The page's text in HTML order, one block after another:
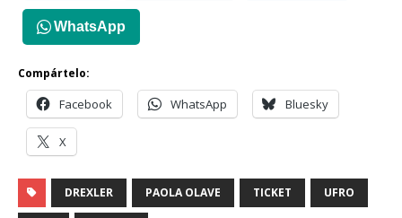
WhatsApp
Compártelo:
Facebook WhatsApp Bluesky
X
DREXLER PAOLA OLAVE TICKET UFRO